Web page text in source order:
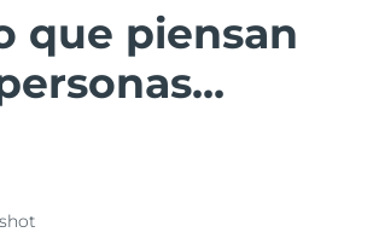
que piensan